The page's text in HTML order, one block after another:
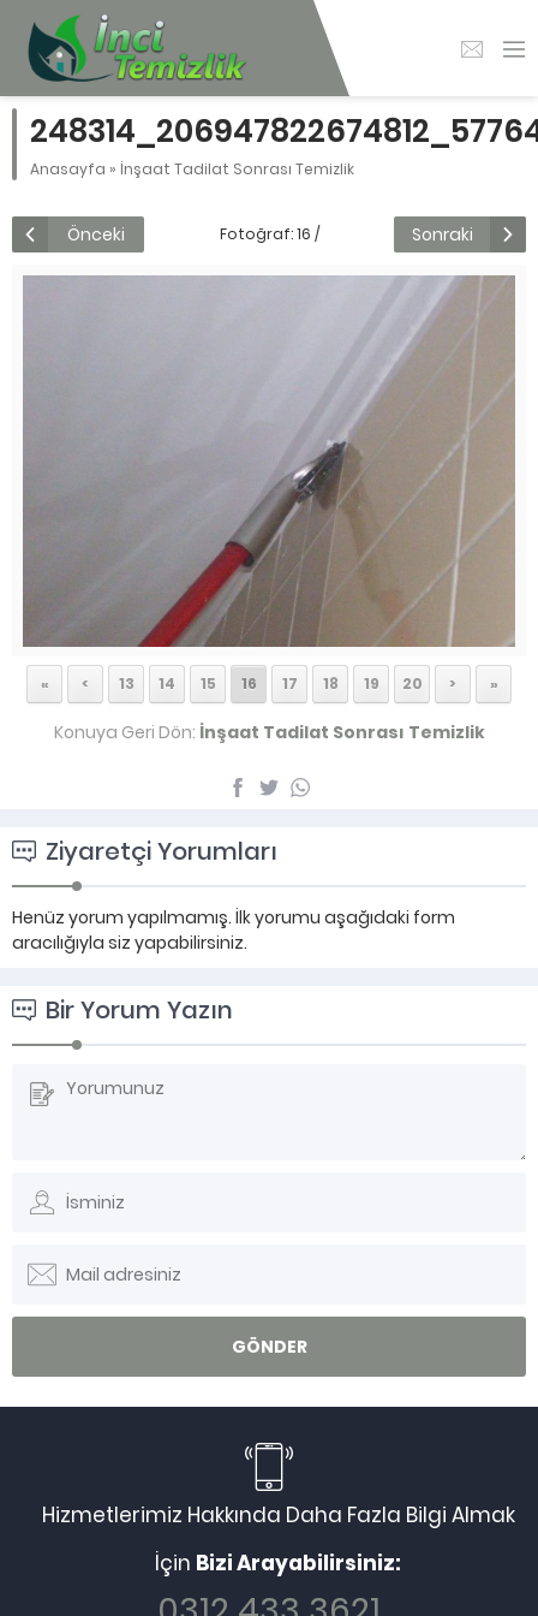
Anasayfa » İnşaat Tadilat Sonrası Temizlik
Önceki
Fotoğraf: 16 /
Sonraki
« < 13 14 15 16 17 18 19 20 > »
Konuya Geri Dön: İnşaat Tadilat Sonrası Temizlik
Ziyaretçi Yorumları
Henüz yorum yapılmamış. İlk yorumu aşağıdaki form
aracılığıyla siz yapabilirsiniz.
Bir Yorum Yazın
Hizmetlerimiz Hakkında Daha Fazla Bilgi Almak
İçin Bizi Arayabilirsiniz: